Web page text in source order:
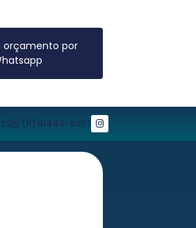
orçamento por
(11) 91444-9357